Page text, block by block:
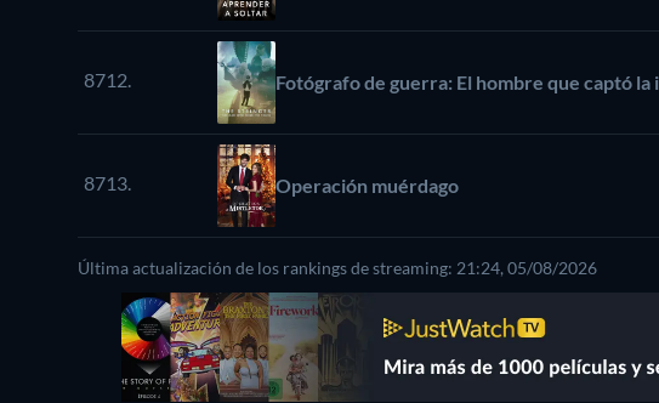
8712. Fotógrafo de guerra: El hombre que captó la
8713. Operación muérdago
Última actualización de los rankings de streaming: 21:24, 05/08/2026